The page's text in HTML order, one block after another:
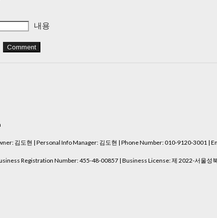
내용
Comment
김도현 | Personal Info Manager: 김도현 | Phone Number: 010-9120-3001 |
Registration Number:455-48-00857 | Business License:제 2022-서울성